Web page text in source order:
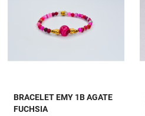
BRACELET EMY 1B AGATE
FUCHSIA